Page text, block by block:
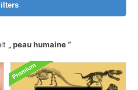
peau humaine